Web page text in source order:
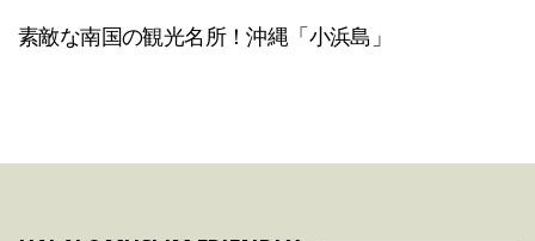
素敵な南国の観光名所！沖縄「小浜島」